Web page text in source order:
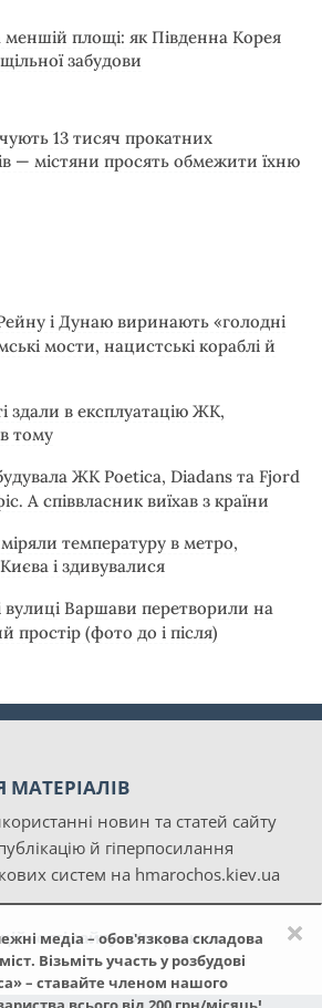
×
медіа – обов'язкова складова
Візьміть участь у розбудові
– ставайте членом нашого
площі: як Південна Корея
забудови
13 тисяч прокатних
— містяни просять обмежити їхню
і Дунаю виринають «голодні
мости, нацистські кораблі й
здали в експлуатацію ЖК,
тому
ЖК Poetica, Diadans та Fjord
А співвласник виїхав з країни
температуру в метро,
і здивувалися
вулиці Варшави перетворили на
простір (фото до і після)
новин та статей сайту
й гіперпосилання
систем на hmarochos.kiev.ua
сайту «Хмарочос»